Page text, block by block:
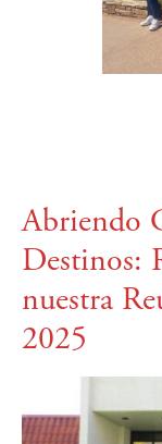
Abriendo
Destinos:
nuestra
2025